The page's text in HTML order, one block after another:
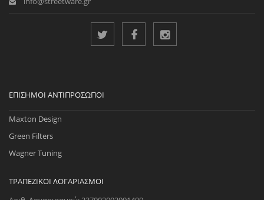
ΕΠΊΣΗΜΟΙ ΑΝΤΙΠΡΌΣΩΠΟΙ
Maxton Design
Green Filters
Wagner Tuning
ΤΡΑΠΕΖΙΚΟΊ ΛΟΓΑΡΙΑΣΜΟΊ